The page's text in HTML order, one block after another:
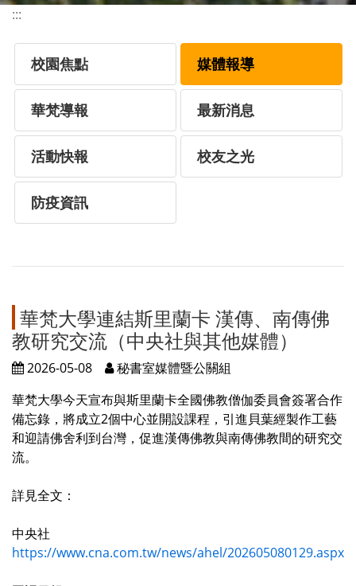
:::
校園焦點 媒體報導
華梵導報 最新消息
活動快報 校友之光
防疫資訊
華梵大學連結斯里蘭卡 漢傳、南傳佛
教研究交流（中央社與其他媒體）
2026-05-08
秘書室媒體暨公關組
華梵大學今天宣布與斯里蘭卡全國佛教僧伽委員會簽署合作
備忘錄，將成立2個中心並開設課程，引進貝葉經製作工藝
和迎請佛舍利到台灣，促進漢傳佛教與南傳佛教間的研究交
流。
詳見全文：
中央社
https://www.cna.com.tw/news/ahel/202605080129.aspx